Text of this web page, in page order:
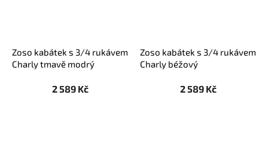
Zoso kabátek s 3/4 rukávem
Charly tmavě modrý
2 589 Kč
Zoso kabátek s 3/4 rukávem
Charly béžový
2 589 Kč